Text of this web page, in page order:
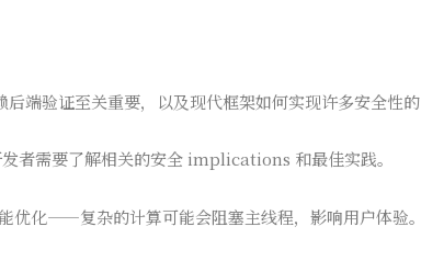
端验证至关重要，以及现代框架如何实现许多安全性
者需要了解相关的安全 implications 和最佳实践。
优化——复杂的计算可能会阻塞主线程，影响用户体验